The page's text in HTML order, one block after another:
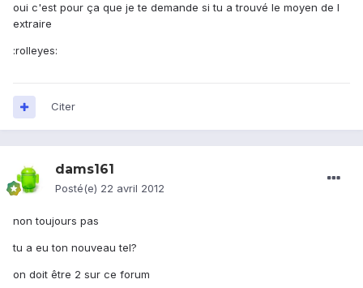
oui c'est pour ça que je te demande si tu a trouvé le moyen de l
extraire
:rolleyes:
Citer
dams161
Posté(e) 22 avril 2012
non toujours pas
tu a eu ton nouveau tel?
on doit être 2 sur ce forum